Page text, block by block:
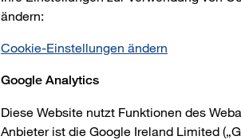
ändern:
Cookie-Einstellungen ändern
Google Analytics
Diese Website nutzt Funktionen des
Anbieter ist die Google Ireland Limited